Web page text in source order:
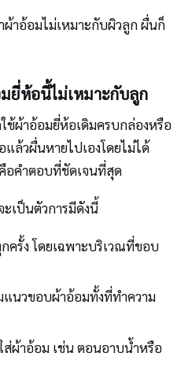
าอ้อมไม่เหมาะกับผิวลูก ผื่นก็
ห้อนี้ไม่เหมาะกับลูก
ช้ผ้าอ้อมยี่ห้อเดิมครบกล่องหรือ
ล้วผื่นหายไปเองโดยไม่ได้
อคำตอบที่ชัดเจนที่สุด
เป็นตัวการมีดังนี้
ครั้ง โดยเฉพาะบริเวณที่ขอบ
แนวขอบผ้าอ้อมทั้งที่ทำความ
ส่ผ้าอ้อม เช่น ตอนอาบน้ำหรือ